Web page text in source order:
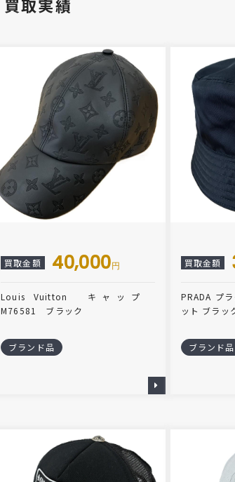
買取実績
買取金額 40,000円
Louis Vuitton キャップ
M76581 ブラック
ブランド品
買取金額
PRADA プ
ット ブラッ
ブランド品